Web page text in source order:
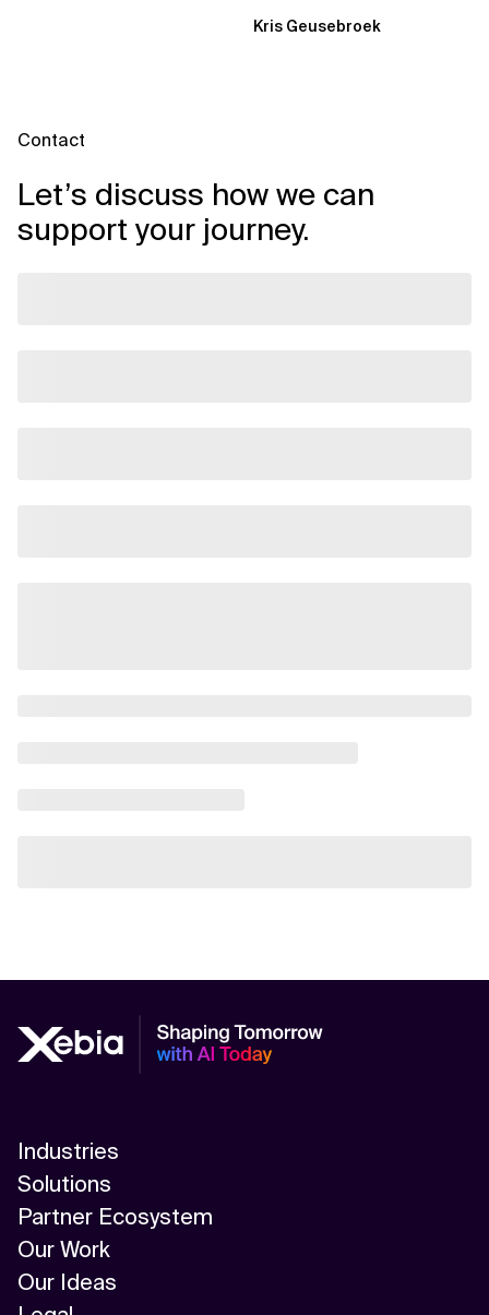
Kris Geusebroek
Contact
Let’s discuss how we can
support your journey.
Industries
Solutions
Partner Ecosystem
Our Work
Our Ideas